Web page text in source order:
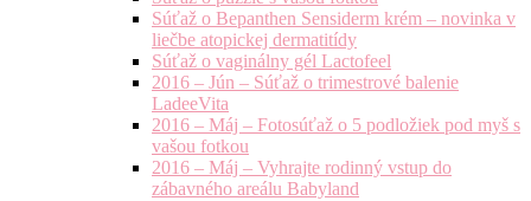
Súťaž o Bepanthen Sensiderm krém – novinka v
liečbe atopickej dermatitídy
Súťaž o vaginálny gél Lactofeel
2016 – Jún – Súťaž o trimestrové balenie
LadeeVita
2016 – Máj – Fotosúťaž o 5 podložiek pod myš s
vašou fotkou
2016 – Máj – Vyhrajte rodinný vstup do
zábavného areálu Babyland